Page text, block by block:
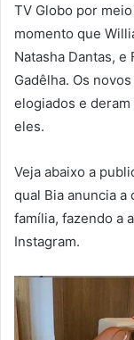
TV Globo por
momento que
Natasha Dantas,
Gadêlha. Os
elogiados e
eles.
Veja abaixo a
qual Bia anuncia
família, fazendo a
Instagram.